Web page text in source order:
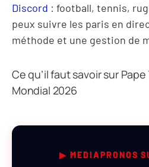
Discord : football, tennis,
peux suivre les paris en
méthode et une gestion de
Ce qu’il faut savoir sur
Mondial 2026
▶ MEDIAPRONOS